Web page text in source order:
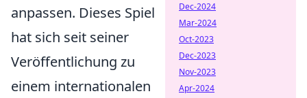
anpassen. Dieses Spiel
hat sich seit seiner
Veröffentlichung zu
einem internationalen
Dec-2024
Mar-2024
Oct-2023
Dec-2023
Nov-2023
Apr-2024